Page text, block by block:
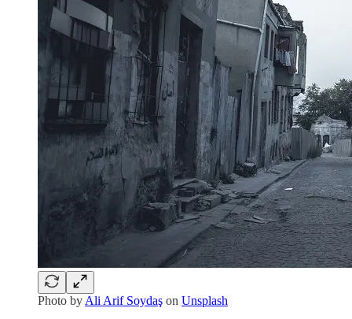
Photo by Ali Arif Soydaş on Unsplash